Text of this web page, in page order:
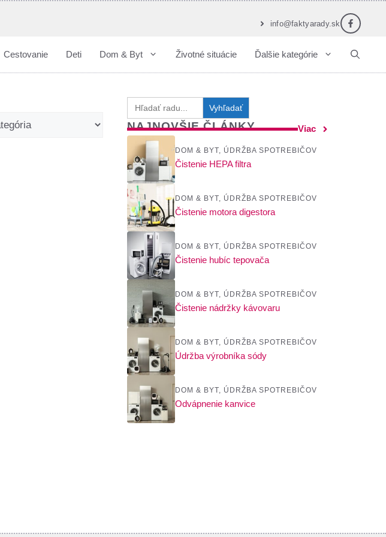
info@faktyarady.sk
Cestovanie Deti Dom & Byt Životné situácie Ďalšie kategórie
for:
NAJNOVŠIE ČLÁNKY Viac
DOM & BYT, ÚDRŽBA SPOTREBIČOV
Čistenie HEPA filtra
DOM & BYT, ÚDRŽBA SPOTREBIČOV
Čistenie motora digestora
DOM & BYT, ÚDRŽBA SPOTREBIČOV
Čistenie hubíc tepovača
DOM & BYT, ÚDRŽBA SPOTREBIČOV
Čistenie nádržky kávovaru
DOM & BYT, ÚDRŽBA SPOTREBIČOV
Údržba výrobníka sódy
DOM & BYT, ÚDRŽBA SPOTREBIČOV
Odvápnenie kanvice